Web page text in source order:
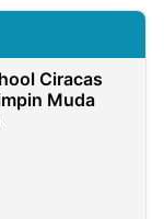
Ciracas
Muda